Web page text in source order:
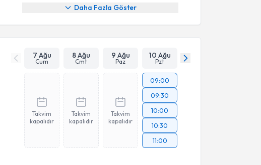
Daha Fazla Göster
7 Ağu
Cum
8 Ağu
Cmt
9 Ağu
Paz
10 Ağu
Pzt
Takvim
kapalıdır
Takvim
kapalıdır
Takvim
kapalıdır
09:00
09:30
10:00
10:30
11:00